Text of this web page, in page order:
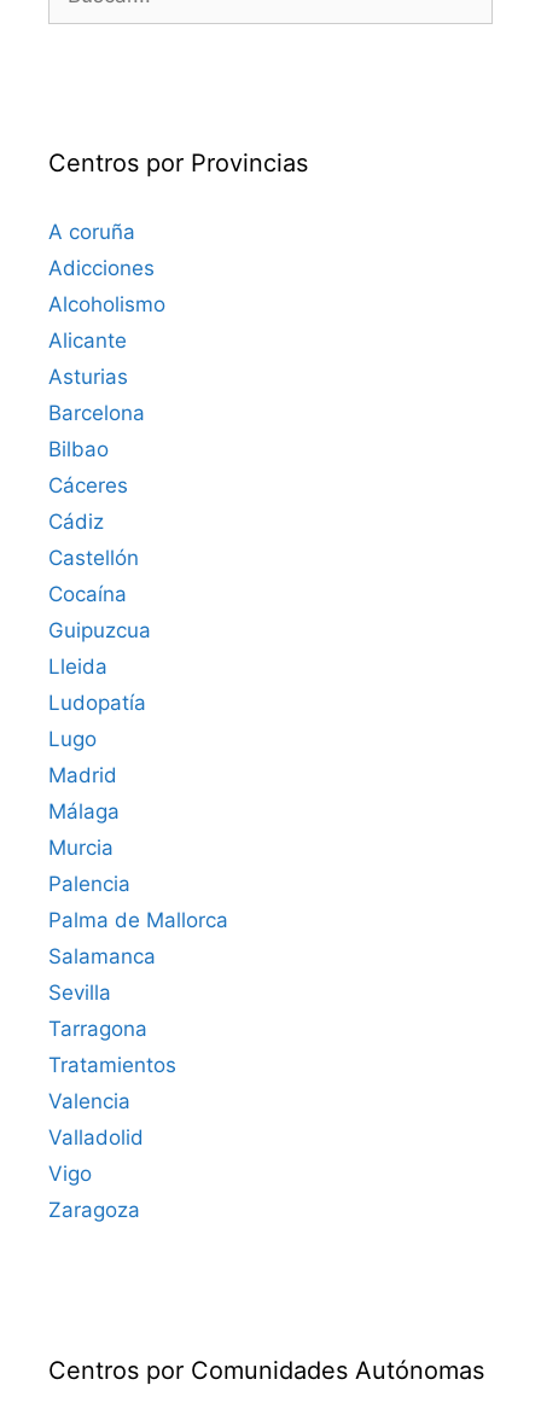
Centros por Provincias
A coruña
Adicciones
Alcoholismo
Alicante
Asturias
Barcelona
Bilbao
Cáceres‎
Cádiz
Castellón
Cocaína
Guipuzcua
Lleida
Ludopatía
Lugo
Madrid
Málaga
Murcia
Palencia
Palma de Mallorca
Salamanca
Sevilla
Tarragona
Tratamientos
Valencia
Valladolid
Vigo
Zaragoza
Centros por Comunidades Autónomas